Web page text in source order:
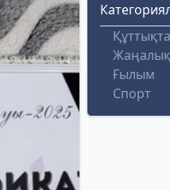
Ғылым
Спорт